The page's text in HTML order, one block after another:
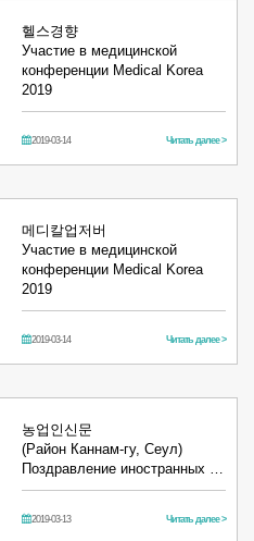
헬스경향
Участие в медицинской
конференции Medical Korea
2019
2019-03-14 Читать далее >
메디칼업저버
Участие в медицинской
конференции Medical Korea
2019
2019-03-14 Читать далее >
농업인신문
(Район Каннам-гу, Сеул)
Поздравление иностранных …
2019-03-13 Читать далее >